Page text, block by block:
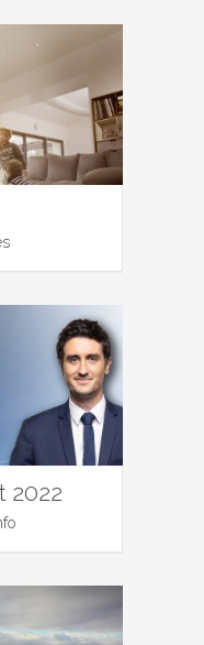
2022